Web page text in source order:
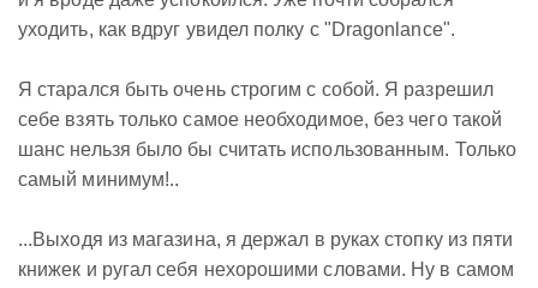
уходить, как вдруг увидел полку с "Dragonlance".
Я старался быть очень строгим с собой. Я разрешил
себе взять только самое необходимое, без чего такой
шанс нельзя было бы считать использованным. Только
самый минимум!..
...Выходя из магазина, я держал в руках стопку из пяти
книжек и ругал себя нехорошими словами. Ну в самом